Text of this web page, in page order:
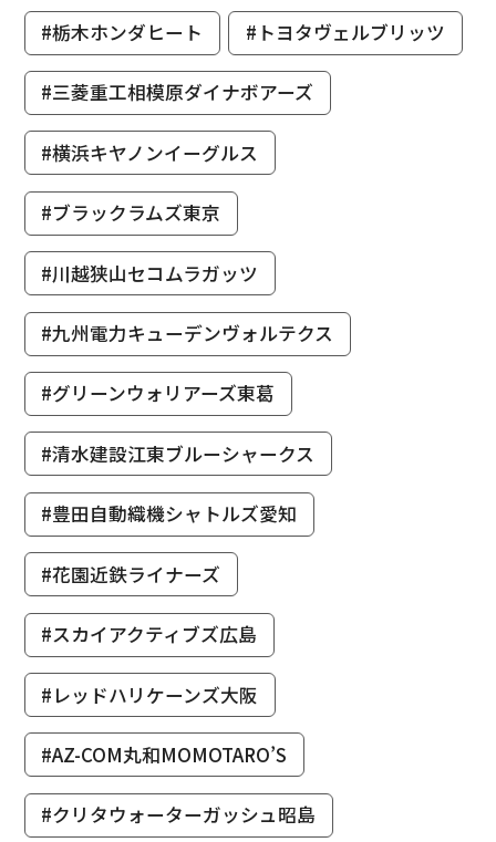
#栃木ホンダヒート #トヨタヴェルブリッツ
#三菱重工相模原ダイナボアーズ
#横浜キヤノンイーグルス
#ブラックラムズ東京
#川越狭山セコムラガッツ
#九州電力キューデンヴォルテクス
#グリーンウォリアーズ東葛
#清水建設江東ブルーシャークス
#豊田自動織機シャトルズ愛知
#花園近鉄ライナーズ
#スカイアクティブズ広島
#レッドハリケーンズ大阪
#AZ-COM丸和MOMOTARO’S
#クリタウォーターガッシュ昭島